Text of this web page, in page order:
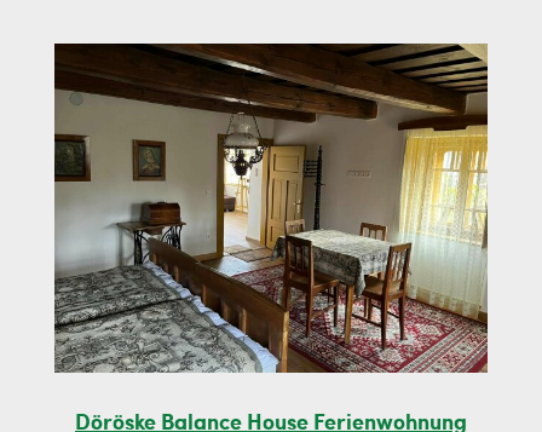
Döröske Balance House Ferienwohnung